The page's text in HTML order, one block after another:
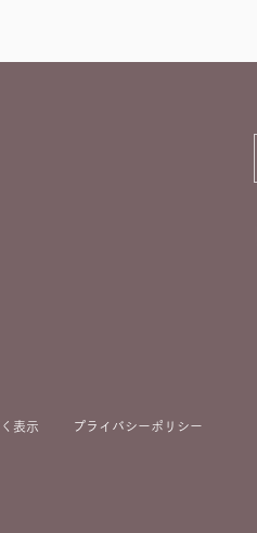
く表示 プライバシーポリシー